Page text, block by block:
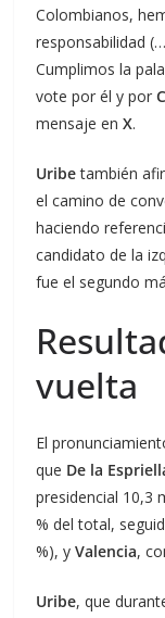
Colombianos,
responsabilidad
Cumplimos la
vote por él y por
mensaje enX.
Uribetambién
el camino de
haciendo
candidato de la
fue el segundo
vuelta
El
que De la
presidencial 10,3
% del total,
%), yValencia,
Uribe, que